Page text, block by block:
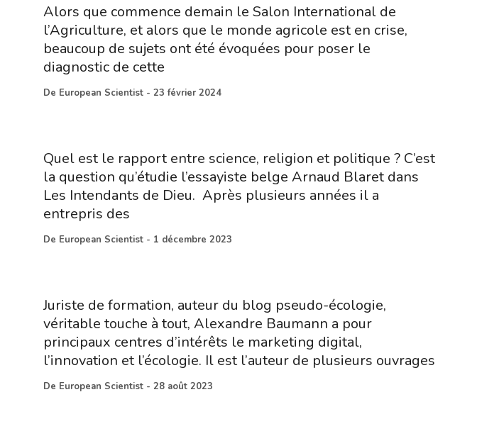
Alors que commence demain le Salon International de
l’Agriculture, et alors que le monde agricole est en crise,
beaucoup de sujets ont été évoquées pour poser le
diagnostic de cette
De European Scientist - 23 février 2024
Quel est le rapport entre science, religion et politique ? C’est
la question qu’étudie l’essayiste belge Arnaud Blaret dans
Les Intendants de Dieu. Après plusieurs années il a
entrepris des
De European Scientist - 1 décembre 2023
Juriste de formation, auteur du blog pseudo-écologie,
véritable touche à tout, Alexandre Baumann a pour
principaux centres d’intérêts le marketing digital,
l’innovation et l’écologie. Il est l’auteur de plusieurs ouvrages
De European Scientist - 28 août 2023